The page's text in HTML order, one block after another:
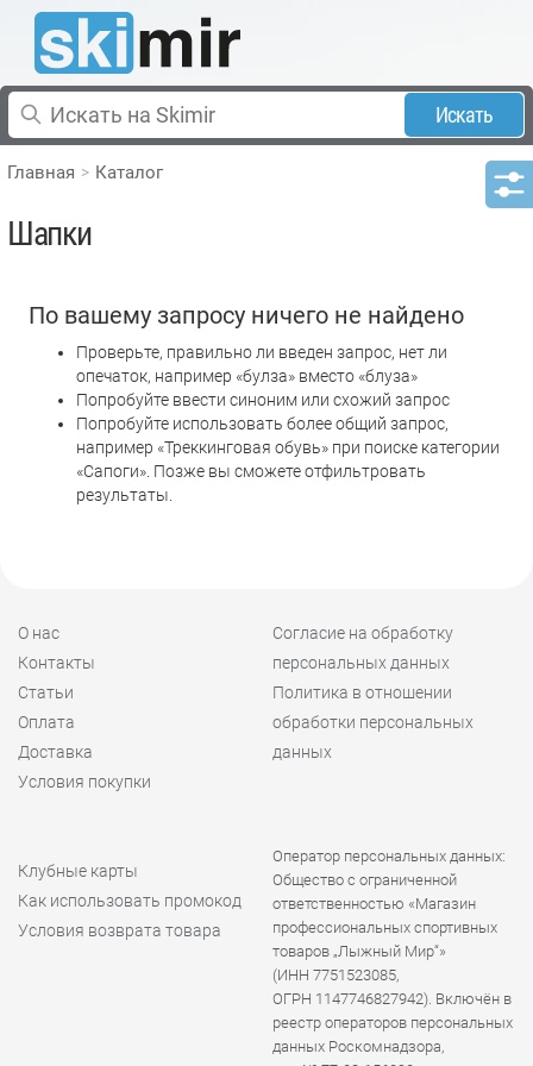
Искать
Главная Каталог
Шапки
По вашему запросу ничего не найдено
Проверьте, правильно ли введен запрос, нет ли
опечаток, например «булза» вместо «блуза»
Попробуйте ввести синоним или схожий запрос
Попробуйте использовать более общий запрос,
например «Треккинговая обувь» при поиске категории
«Сапоги». Позже вы сможете отфильтровать
результаты.
О нас
Контакты
Статьи
Оплата
Доставка
Условия покупки
Согласие на обработку
персональных данных
Политика в отношении
обработки персональных
данных
Клубные карты
Как использовать промокод
Условия возврата товара
Оператор персональных данных:
Общество с ограниченной
ответственностью «Магазин
профессиональных спортивных
товаров „Лыжный Мир“»
(ИНН 7751523085,
ОГРН 1147746827942). Включён в
реестр операторов персональных
данных Роскомнадзора,